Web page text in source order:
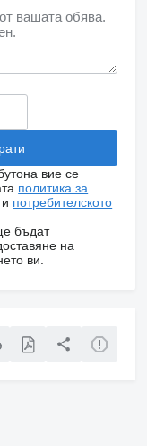
вие се
политика за
потребителското
бъдат
на
ви.